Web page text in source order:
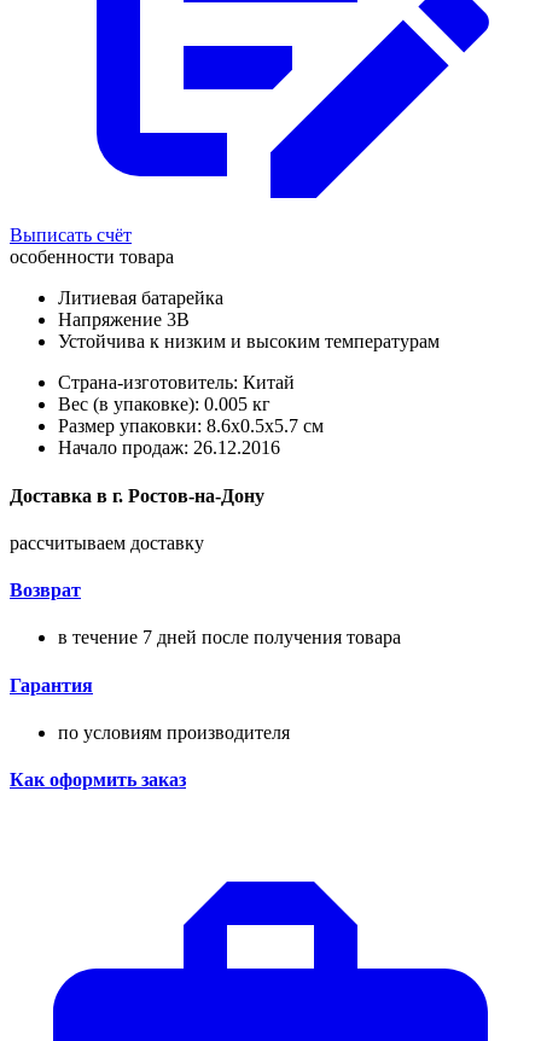
Выписать счёт
особенности товара
Литиевая батарейка
Напряжение 3В
Устойчива к низким и высоким температурам
Страна-изготовитель: Китай
Вес (в упаковке): 0.005 кг
Размер упаковки: 8.6x0.5x5.7 см
Начало продаж: 26.12.2016
Доставка в г. Ростов-на-Дону
рассчитываем доставку
Возврат
в течение 7 дней после получения товара
Гарантия
по условиям производителя
Как оформить заказ